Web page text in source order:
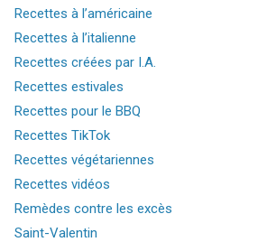
Recettes à l’américaine
Recettes à l’italienne
Recettes créées par I.A.
Recettes estivales
Recettes pour le BBQ
Recettes TikTok
Recettes végétariennes
Recettes vidéos
Remèdes contre les excès
Saint-Valentin